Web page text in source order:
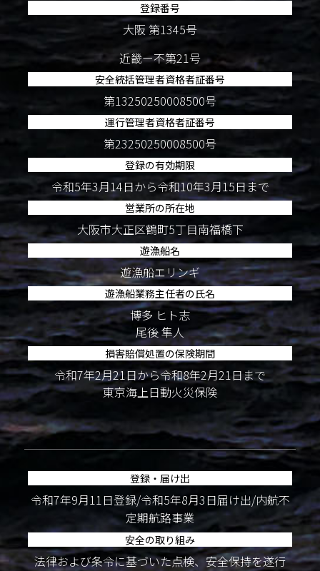
登録番号
大阪 第1345号
近畿ー不第21号
安全統括管理者資格者証番号
第13250250008500号
運行管理者資格者証番号
第23250250008500号
登録の有効期限
令和5年3月14日から令和10年3月15日まで
営業所の所在地
大阪市大正区鶴町5丁目南福橋下
遊漁船名
遊漁船エリンギ
遊漁船業務主任者の氏名
博多 ヒト志
尾後 隼人
損害賠償処置の保険期間
令和7年2月21日から令和8年2月21日まで
東京海上日動火災保険
登録・届け出
令和7年9月11日登録/令和5年8月3日届け出/内航不
定期航路事業
安全の取り組み
法律および条令に基づいた点検、安全保持を遂行